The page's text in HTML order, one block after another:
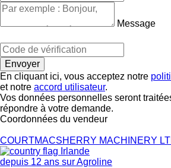
Message
En cliquant ici, vous acceptez notre
et notre accord utilisateur.
Vos données personnelles seront
répondre à votre demande.
Coordonnées du vendeur
COURTMACSHERRY MACHINERY
Irlande
depuis 12 ans sur Agroline